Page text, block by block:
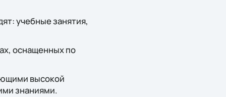
учебные занятия,
оснащенных по
высокой
знаниями.